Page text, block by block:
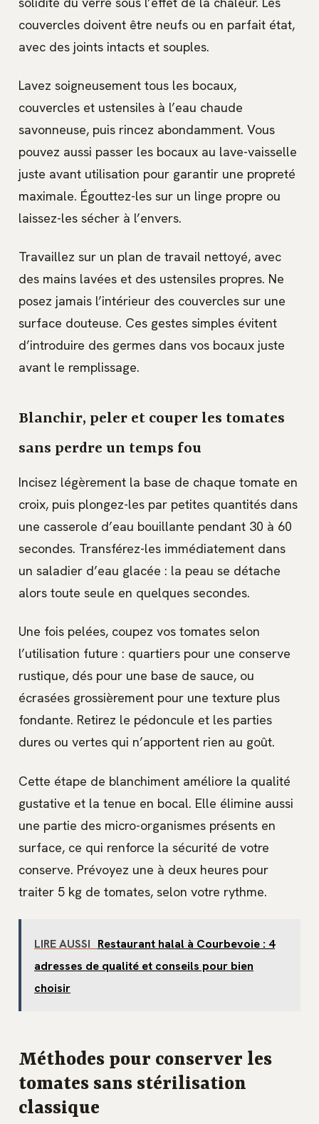
couvercles doivent être neufs ou en parfait état,
avec des joints intacts et souples.
Lavez soigneusement tous les bocaux,
couvercles et ustensiles à l’eau chaude
savonneuse, puis rincez abondamment. Vous
pouvez aussi passer les bocaux au lave-vaisselle
juste avant utilisation pour garantir une propreté
maximale. Égouttez-les sur un linge propre ou
laissez-les sécher à l’envers.
Travaillez sur un plan de travail nettoyé, avec
des mains lavées et des ustensiles propres. Ne
posez jamais l’intérieur des couvercles sur une
surface douteuse. Ces gestes simples évitent
d’introduire des germes dans vos bocaux juste
avant le remplissage.
Blanchir, peler et couper les tomates
sans perdre un temps fou
Incisez légèrement la base de chaque tomate en
croix, puis plongez-les par petites quantités dans
une casserole d’eau bouillante pendant 30 à 60
secondes. Transférez-les immédiatement dans
un saladier d’eau glacée : la peau se détache
alors toute seule en quelques secondes.
Une fois pelées, coupez vos tomates selon
l’utilisation future : quartiers pour une conserve
rustique, dés pour une base de sauce, ou
écrasées grossièrement pour une texture plus
fondante. Retirez le pédoncule et les parties
dures ou vertes qui n’apportent rien au goût.
Cette étape de blanchiment améliore la qualité
gustative et la tenue en bocal. Elle élimine aussi
une partie des micro-organismes présents en
surface, ce qui renforce la sécurité de votre
conserve. Prévoyez une à deux heures pour
traiter 5 kg de tomates, selon votre rythme.
LIRE AUSSI Restaurant halal à Courbevoie : 4
adresses de qualité et conseils pour bien
choisir
Méthodes pour conserver les
tomates sans stérilisation
classique